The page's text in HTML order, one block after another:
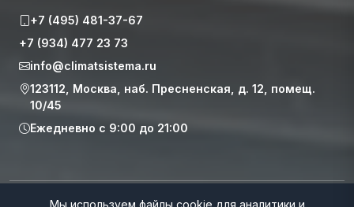
+7 (495) 481-37-67
+7 (934) 477 23 73
info@climatsistema.ru
123112, Москва, наб. Пресненская, д. 12, помещ.
10/45
Ежедневно с 9:00 до 21:00
© 2026 ООО “ИНТЕК”. Все права защищены
Мы используем файлы cookie для аналитики и